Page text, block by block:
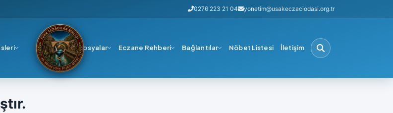
0276 223 21 04 yonetim@usakeczaciodasi.org.tr
Dosyalar Eczane Rehberi Bağlantılar Nöbet Listesi İletişim